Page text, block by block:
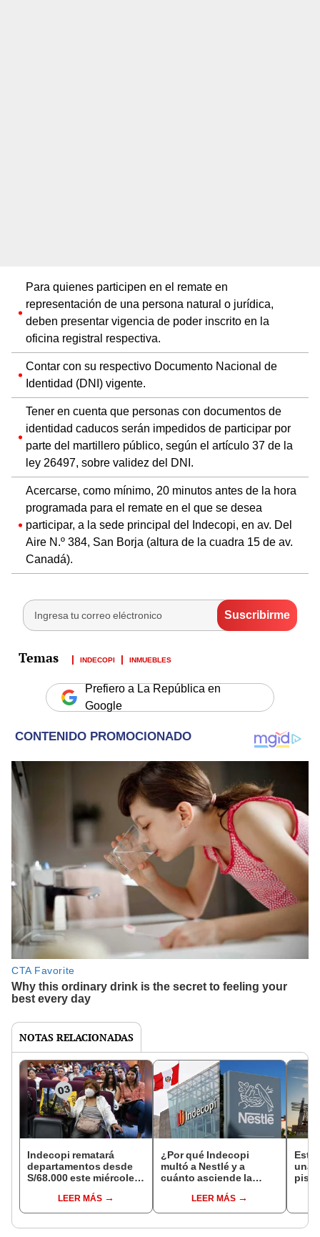
Para quienes participen en el remate en
representación de una persona natural o jurídica,
deben presentar vigencia de poder inscrito en la
oficina registral respectiva.
Contar con su respectivo Documento Nacional de
Identidad (DNI) vigente.
Tener en cuenta que personas con documentos de
identidad caducos serán impedidos de participar por
parte del martillero público, según el artículo 37 de la
ley 26497, sobre validez del DNI.
Acercarse, como mínimo, 20 minutos antes de la hora
programada para el remate en el que se desea
participar, a la sede principal del Indecopi, en av. Del
Aire N.º 384, San Borja (altura de la cuadra 15 de av.
Canadá).
INDECOPI INMUEBLES
Prefiero a La República en
Google
NOTAS RELACIONADAS
Indecopi rematará
departamentos desde
S/68.000 este miércoles
LEER MÁS
¿Por qué Indecopi
multó a Nestlé y a
cuánto asciende la
multinacional?
LEER MÁS
Esto
una